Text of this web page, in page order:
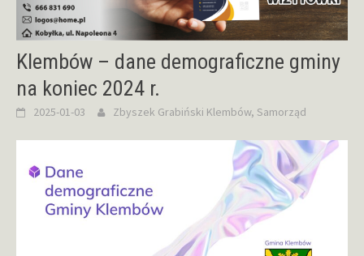
Klembów – dane demograficzne gminy
na koniec 2024 r.
2025-01-03 Zbyszek Grabiński Klembów, Samorząd